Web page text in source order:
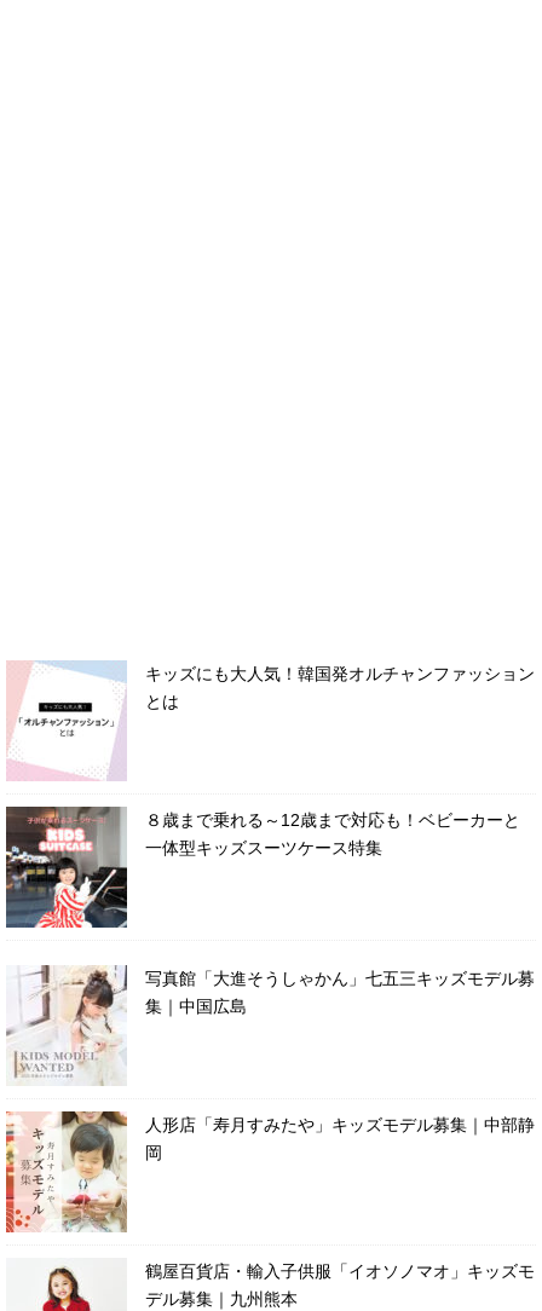
キッズにも大人気！韓国発オルチャンファッション
とは
８歳まで乗れる～12歳まで対応も！ベビーカーと
一体型キッズスーツケース特集
写真館「大進そうしゃかん」七五三キッズモデル募
集｜中国広島
人形店「寿月すみたや」キッズモデル募集｜中部静
岡
鶴屋百貨店・輸入子供服「イオソノマオ」キッズモ
デル募集｜九州熊本